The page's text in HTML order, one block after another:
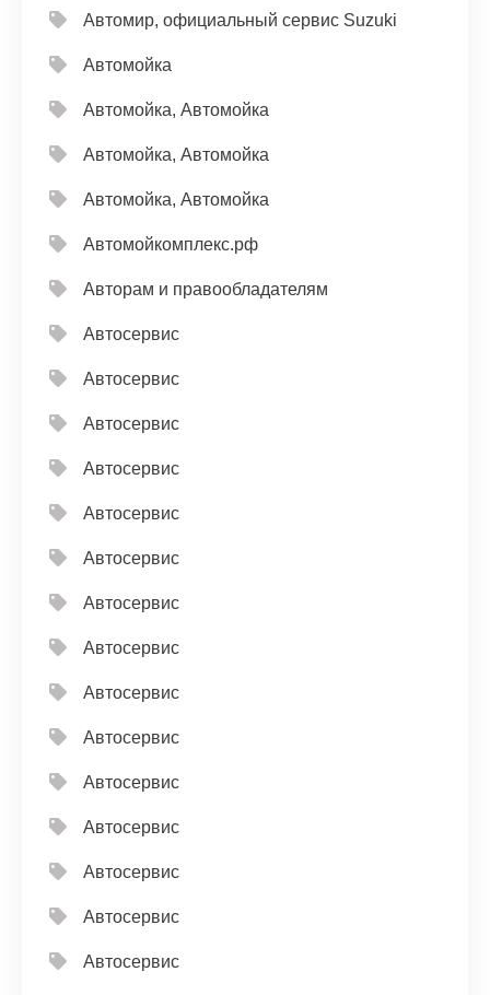
Автомир, официальный сервис Suzuki
Автомойка
Автомойка, Автомойка
Автомойка, Автомойка
Автомойка, Автомойка
Автомойкомплекс.рф
Авторам и правообладателям
Автосервис
Автосервис
Автосервис
Автосервис
Автосервис
Автосервис
Автосервис
Автосервис
Автосервис
Автосервис
Автосервис
Автосервис
Автосервис
Автосервис
Автосервис